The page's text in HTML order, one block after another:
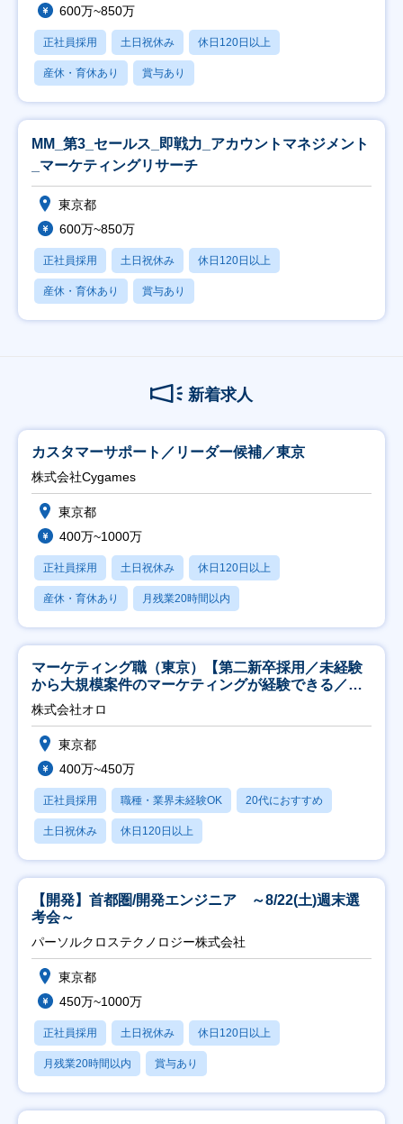
600万~850万
正社員採用 土日祝休み 休日120日以上
産休・育休あり 賞与あり
MM_第3_セールス_即戦力_アカウントマネジメント
_マーケティングリサーチ
東京都
600万~850万
正社員採用 土日祝休み 休日120日以上
産休・育休あり 賞与あり
新着求人
カスタマーサポート／リーダー候補／東京
株式会社Cygames
東京都
400万~1000万
正社員採用 土日祝休み 休日120日以上
産休・育休あり 月残業20時間以内
マーケティング職（東京）【第二新卒採用／未経験
から大規模案件のマーケティングが経験できる／研
修充実】
株式会社オロ
東京都
400万~450万
正社員採用 職種・業界未経験OK 20代におすすめ
土日祝休み 休日120日以上
【開発】首都圏/開発エンジニア ～8/22(土)週末選
考会～
パーソルクロステクノロジー株式会社
東京都
450万~1000万
正社員採用 土日祝休み 休日120日以上
月残業20時間以内 賞与あり